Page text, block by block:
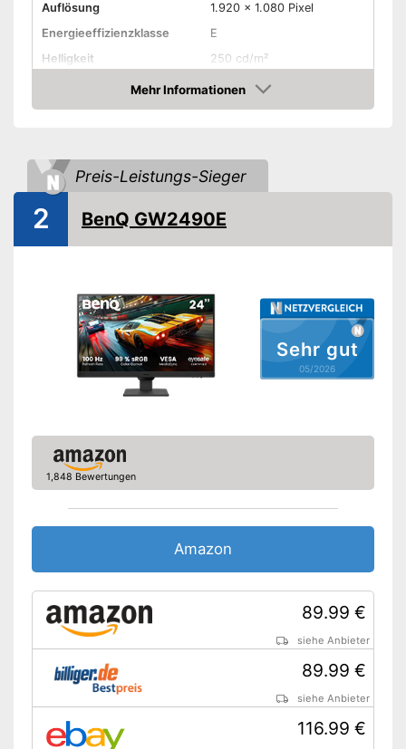
Auflösung
1.920 x 1.080 Pixel
Energieeffizienzklasse
E
Helligkeit
250 cd/m²
1.000 : 1
Reaktionszeit
5 ms
Blickwinkel
178°
Anschlüsse
VGA-Anschluss
DisplayPort
Lautsprecher
Sonstiges
Maße
Gewicht
Vorteile
Mit Lautsprecher versehen
Mehr Informationen
Amazon
Preis-Leistungs-Sieger
Sehr gut
05/2026
2 BenQ GW2490E
1,848 Bewertungen
Amazon
89.99 €
siehe Anbieter
89.99 €
siehe Anbieter
116.99 €